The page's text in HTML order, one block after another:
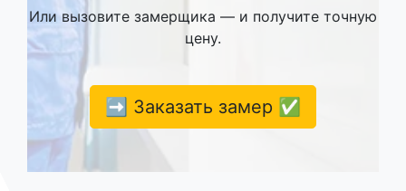
Или вызовите замерщика — и получите точную
цену.
➡️ Заказать замер ✅